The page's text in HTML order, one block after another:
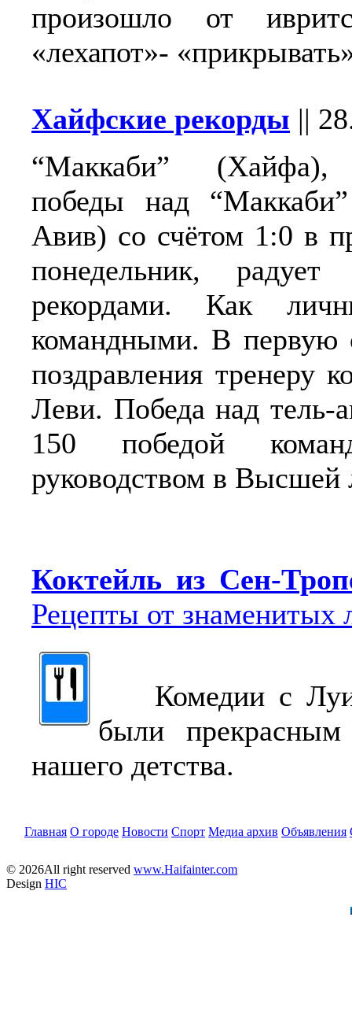
произошло от
«лехапот»-
Хайфские рекорды ||
“Маккаби” (Хайфа),
победы над
Авив) со счётом 1:0 в
понедельник,
рекордами. Как
командными. В первую
поздравления тренеру
Леви. Победа над тель-
150 победой
руководством в Высшей
Коктейль из Сен-
Рецепты от знаменитых
Комедии с
были прекрасным
нашего детства.
Главная О городе Новости Спорт Медиа архив Объявления
© 2026All right reserved www.Haifainter.com
Design HIC